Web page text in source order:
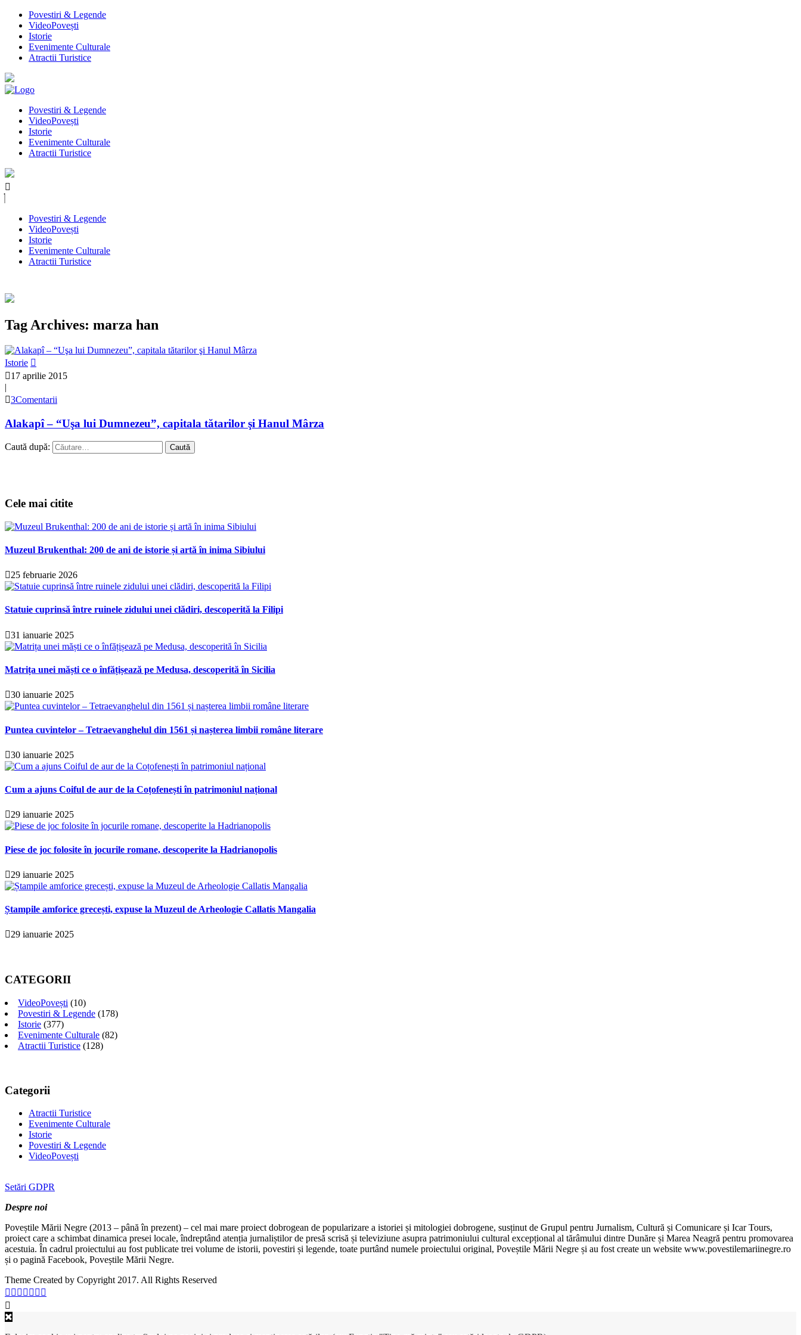
Povestiri & Legende
VideoPovești
Istorie
Evenimente Culturale
Atractii Turistice
Povestiri & Legende
VideoPovești
Istorie
Evenimente Culturale
Atractii Turistice
Povestiri & Legende
VideoPovești
Istorie
Evenimente Culturale
Atractii Turistice
Tag Archives: marza han
Istorie
17 aprilie 2015
|
3Comentarii
Alakapî – “Uşa lui Dumnezeu”, capitala tătarilor şi Hanul Mârza
Caută după:
Cele mai citite
Muzeul Brukenthal: 200 de ani de istorie și artă în inima Sibiului
25 februarie 2026
Statuie cuprinsă între ruinele zidului unei clădiri, descoperită la Filipi
31 ianuarie 2025
Matrița unei măști ce o înfățișează pe Medusa, descoperită în Sicilia
30 ianuarie 2025
Puntea cuvintelor – Tetraevanghelul din 1561 și nașterea limbii române literare
30 ianuarie 2025
Cum a ajuns Coiful de aur de la Coțofenești în patrimoniul național
29 ianuarie 2025
Piese de joc folosite în jocurile romane, descoperite la Hadrianopolis
29 ianuarie 2025
Ștampile amforice grecești, expuse la Muzeul de Arheologie Callatis Mangalia
29 ianuarie 2025
CATEGORII
VideoPovești (10)
Povestiri & Legende (178)
Istorie (377)
Evenimente Culturale (82)
Atractii Turistice (128)
Categorii
Atractii Turistice
Evenimente Culturale
Istorie
Povestiri & Legende
VideoPovești
Setări GDPR
Despre noi
Poveștile Mării Negre (2013 – până în prezent) – cel mai mare proiect dobrogean de popularizare a istoriei și mitologiei dobrogene, susținut de Grupul pentru Jurnalism, Cultură și Comunicare și Icar Tours,
proiect care a schimbat dinamica presei locale, îndreptând atenția jurnaliștilor de presă scrisă și televiziune asupra patrimoniului cultural excepțional al tărâmului dintre Dunăre și Marea Neagră pentru promovarea
acestuia. În cadrul proiectului au fost publicate trei volume de istorii, povestiri și legende, toate purtând numele proiectului original, Poveștile Mării Negre și au fost create un website www.povestilemariinegre.ro
și o pagină Facebook, Poveștile Mării Negre.
Theme Created by Copyright 2017. All Rights Reserved